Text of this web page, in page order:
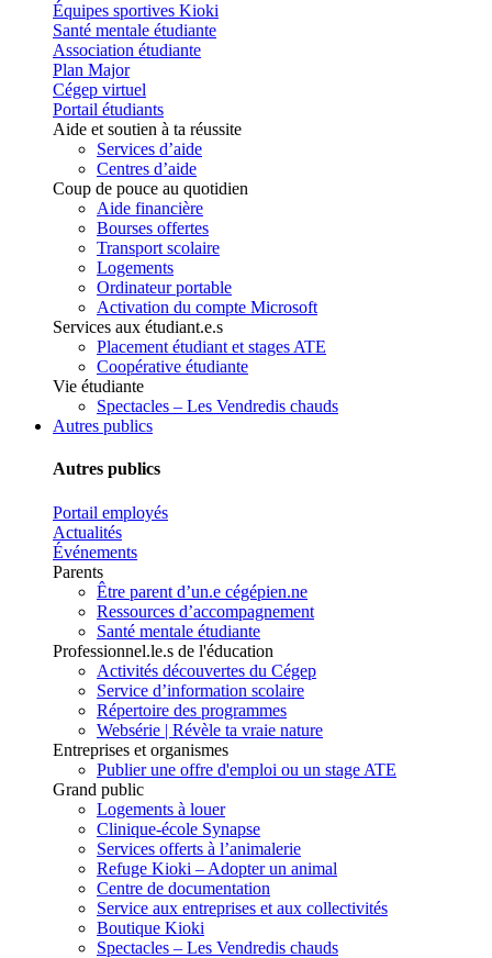
Équipes sportives Kioki
Santé mentale étudiante
Association étudiante
Plan Major
Cégep virtuel
Portail étudiants
Aide et soutien à ta réussite
Services d’aide
Centres d’aide
Coup de pouce au quotidien
Aide financière
Bourses offertes
Transport scolaire
Logements
Ordinateur portable
Activation du compte Microsoft
Services aux étudiant.e.s
Placement étudiant et stages ATE
Coopérative étudiante
Vie étudiante
Spectacles – Les Vendredis chauds
Autres publics
Autres publics
Portail employés
Actualités
Événements
Parents
Être parent d’un.e cégépien.ne
Ressources d’accompagnement
Santé mentale étudiante
Professionnel.le.s de l'éducation
Activités découvertes du Cégep
Service d’information scolaire
Répertoire des programmes
Websérie | Révèle ta vraie nature
Entreprises et organismes
Publier une offre d'emploi ou un stage ATE
Grand public
Logements à louer
Clinique-école Synapse
Services offerts à l’animalerie
Refuge Kioki – Adopter un animal
Centre de documentation
Service aux entreprises et aux collectivités
Boutique Kioki
Spectacles – Les Vendredis chauds